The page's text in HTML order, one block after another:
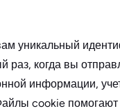
уникальный
раз, когда вы
информации,
cookie